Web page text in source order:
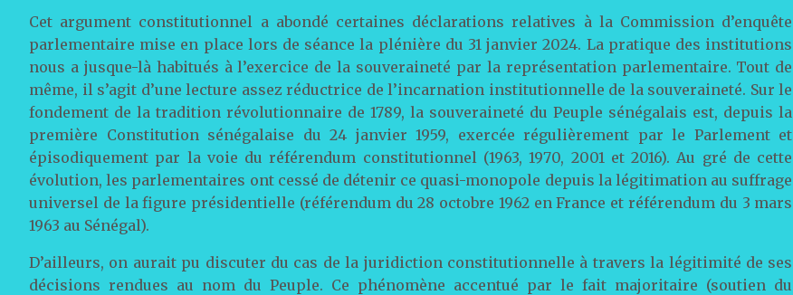
Cet argument constitutionnel a abondé certaines déclarations relatives à la Commission d’enquête
parlementaire mise en place lors de séance la plénière du 31 janvier 2024. La pratique des institutions
nous a jusque-là habitués à l’exercice de la souveraineté par la représentation parlementaire. Tout de
même, il s’agit d’une lecture assez réductrice de l’incarnation institutionnelle de la souveraineté. Sur le
fondement de la tradition révolutionnaire de 1789, la souveraineté du Peuple sénégalais est, depuis la
première Constitution sénégalaise du 24 janvier 1959, exercée régulièrement par le Parlement et
épisodiquement par la voie du référendum constitutionnel (1963, 1970, 2001 et 2016). Au gré de cette
évolution, les parlementaires ont cessé de détenir ce quasi-monopole depuis la légitimation au suffrage
universel de la figure présidentielle (référendum du 28 octobre 1962 en France et référendum du 3 mars
1963 au Sénégal).
D’ailleurs, on aurait pu discuter du cas de la juridiction constitutionnelle à travers la légitimité de ses
décisions rendues au nom du Peuple. Ce phénomène accentué par le fait majoritaire (soutien du